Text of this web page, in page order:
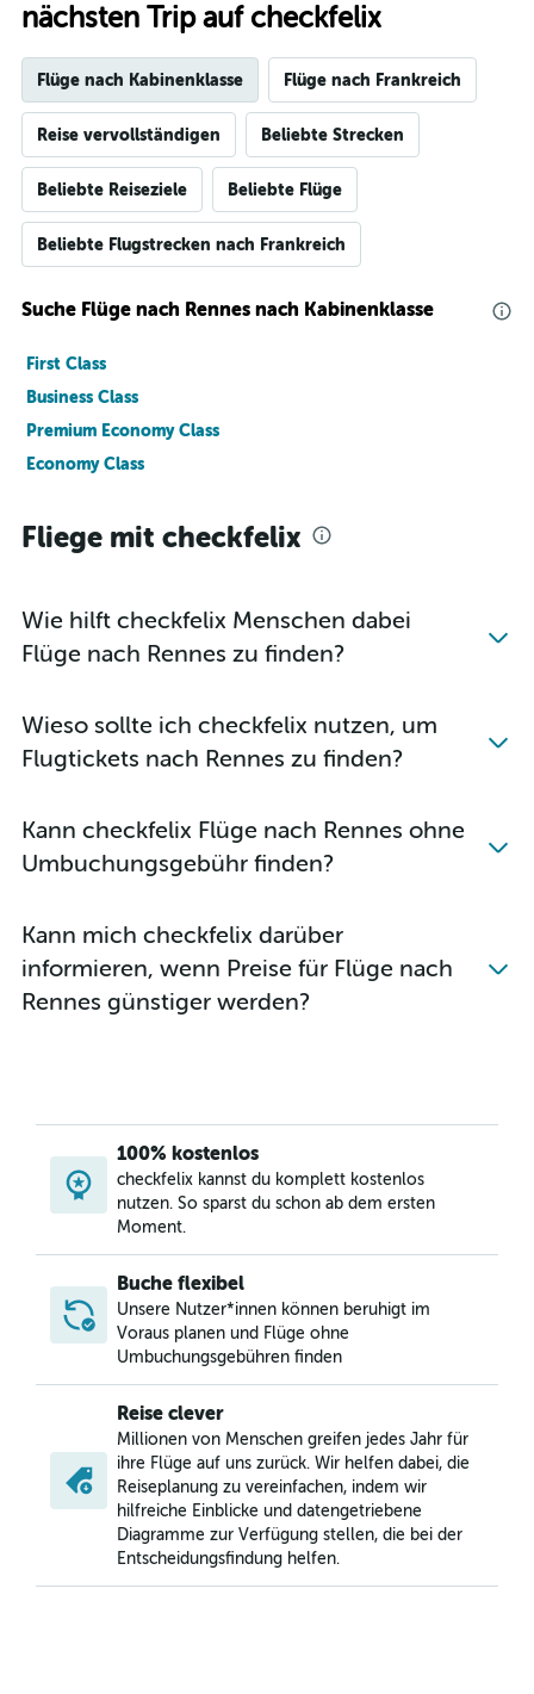
nächsten Trip auf checkfelix
Flüge nach Kabinenklasse Flüge nach Frankreich
Reise vervollständigen Beliebte Strecken
Beliebte Reiseziele Beliebte Flüge
Beliebte Flugstrecken nach Frankreich
Suche Flüge nach Rennes nach Kabinenklasse
First Class
Business Class
Premium Economy Class
Economy Class
Fliege mit checkfelix
Wie hilft checkfelix Menschen dabei
Flüge nach Rennes zu finden?
Wieso sollte ich checkfelix nutzen, um
Flugtickets nach Rennes zu finden?
Kann checkfelix Flüge nach Rennes ohne
Umbuchungsgebühr finden?
Kann mich checkfelix darüber
informieren, wenn Preise für Flüge nach
Rennes günstiger werden?
100% kostenlos
checkfelix kannst du komplett kostenlos
nutzen. So sparst du schon ab dem ersten
Moment.
Buche flexibel
Unsere Nutzer*innen können beruhigt im
Voraus planen und Flüge ohne
Umbuchungsgebühren finden
Reise clever
Millionen von Menschen greifen jedes Jahr für
ihre Flüge auf uns zurück. Wir helfen dabei, die
Reiseplanung zu vereinfachen, indem wir
hilfreiche Einblicke und datengetriebene
Diagramme zur Verfügung stellen, die bei der
Entscheidungsfindung helfen.